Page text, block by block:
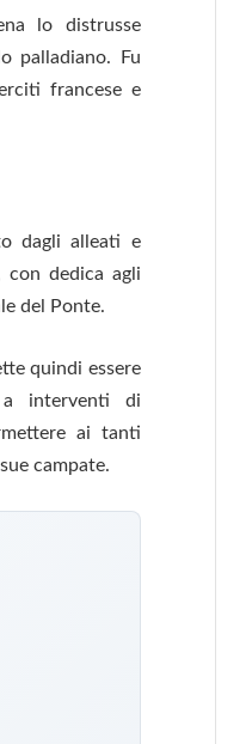
lo distrusse
palladiano. Fu
francese e
dagli alleati e
con dedica agli
del
Ponte.
quindi essere
a interventi di
ai tanti
campate.